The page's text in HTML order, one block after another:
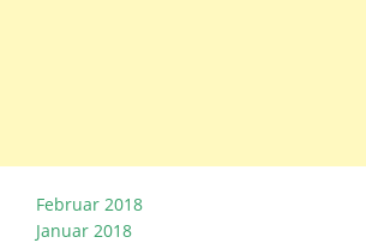
Februar 2018
Januar 2018